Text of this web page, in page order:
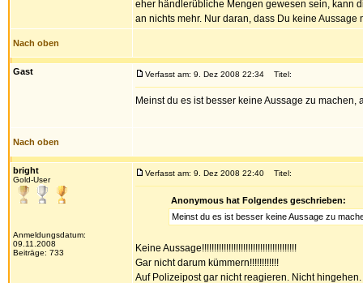
eher händlerübliche Mengen gewesen sein, kann
an nichts mehr. Nur daran, dass Du keine Aussage
Nach oben
Gast Verfasst am: 9. Dez 2008 22:34 Titel:
Meinst du es ist besser keine Aussage zu
Nach oben
bright
Gold-User
Anmeldungsdatum:
09.11.2008
Beiträge: 733
Verfasst am: 9. Dez 2008 22:40 Titel:
Anonymous hat Folgendes geschrieben:
Meinst du es ist besser keine Aussage zu
Keine Aussage!!!!!!!!!!!!!!!!!!!!!!!!!!!!!!!!!!!!!!!
Gar nicht darum kümmern!!!!!!!!!!!!
Auf Polizeipost gar nicht reagieren. Nicht